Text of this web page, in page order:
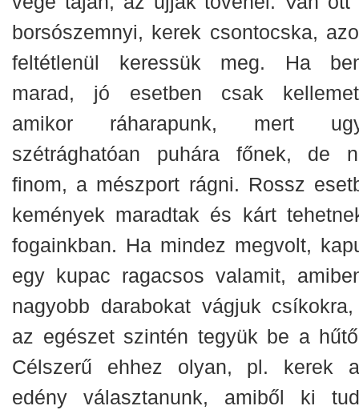
borsószemnyi, kerek csontocska,
feltétlenül keressük meg. Ha
marad, jó esetben csak
amikor ráharapunk, mert
szétrághatóan puhára főnek, de
finom, a mészport rágni. Rossz
kemények maradtak és kárt
fogainkban. Ha mindez megvolt,
egy kupac ragacsos valamit,
nagyobb darabokat vágjuk
az egészet szintén tegyük be a
Célszerű ehhez olyan, pl. kerek
edény választanunk, amiből ki